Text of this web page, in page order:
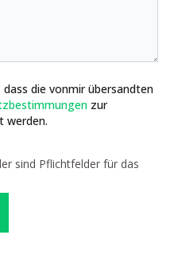
die vonmir übersandten
zur
werden.
sind Pflichtfelder für das